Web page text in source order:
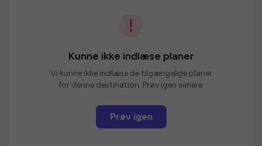
Kunne ikke indlæse planer
Vi kunne ikke indlæse de tilgængelige planer
for denne destination. Prøv igen senere.
Prøv igen